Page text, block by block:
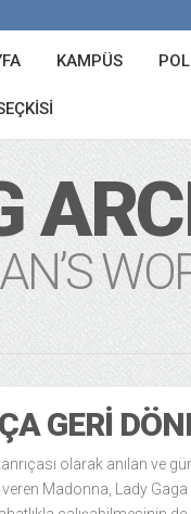
KAMPÜS
GERI
olarak anılan ve
Madonna, Lady